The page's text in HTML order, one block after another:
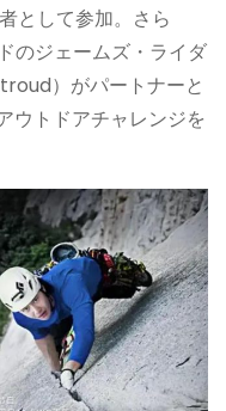
として参加。さら
のジェームズ・ライダ
）がパートナーと
ウトドアチャレンジを